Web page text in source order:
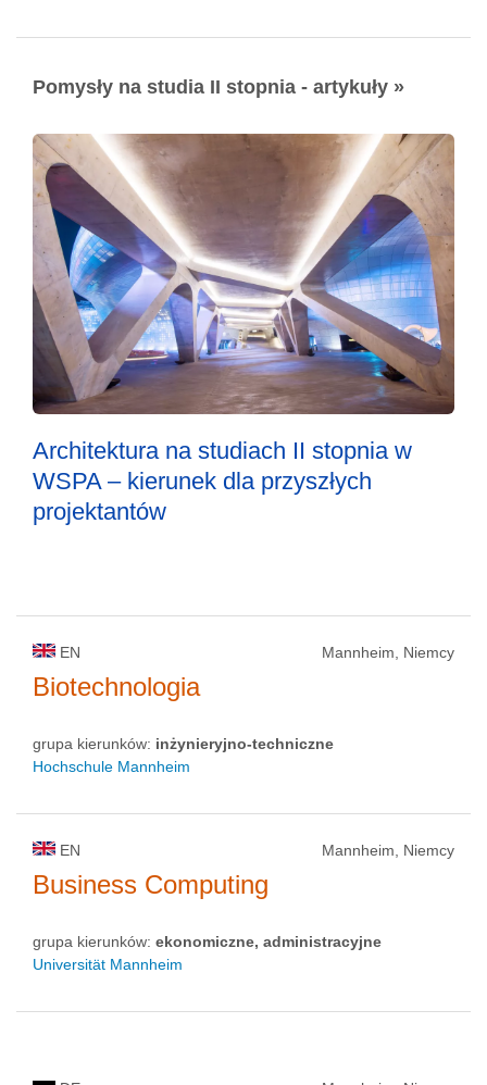
Pomysły na studia II stopnia - artykuły »
Architektura na studiach II stopnia w
WSPA – kierunek dla przyszłych
projektantów
EN Mannheim, Niemcy
Biotechnologia
grupa kierunków: inżynieryjno-techniczne
Hochschule Mannheim
EN Mannheim, Niemcy
Business Computing
grupa kierunków: ekonomiczne, administracyjne
Universität Mannheim